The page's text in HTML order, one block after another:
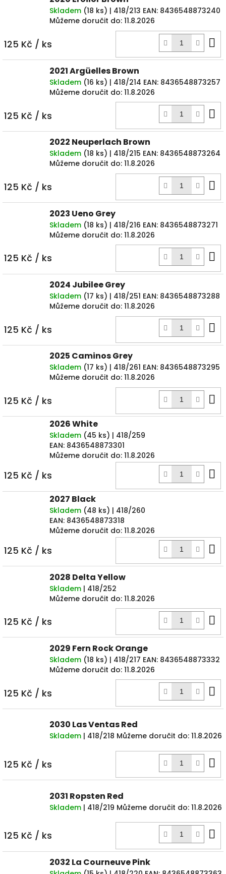
Skladem (18 ks) | 418/213 EAN: 8436548873240
Můžeme doručit do: 11.8.2026
125 Kč / ks
2021 Argüelles Brown
Skladem (16 ks) | 418/214 EAN: 8436548873257
Můžeme doručit do: 11.8.2026
125 Kč / ks
2022 Neuperlach Brown
Skladem (18 ks) | 418/215 EAN: 8436548873264
Můžeme doručit do: 11.8.2026
125 Kč / ks
2023 Ueno Grey
Skladem (18 ks) | 418/216 EAN: 8436548873271
Můžeme doručit do: 11.8.2026
125 Kč / ks
2024 Jubilee Grey
Skladem (17 ks) | 418/251 EAN: 8436548873288
Můžeme doručit do: 11.8.2026
125 Kč / ks
2025 Caminos Grey
Skladem (17 ks) | 418/261 EAN: 8436548873295
Můžeme doručit do: 11.8.2026
125 Kč / ks
2026 White
Skladem (45 ks) | 418/259
EAN: 8436548873301
Můžeme doručit do: 11.8.2026
125 Kč / ks
2027 Black
Skladem (48 ks) | 418/260
EAN: 8436548873318
Můžeme doručit do: 11.8.2026
125 Kč / ks
2028 Delta Yellow
Skladem | 418/252
Můžeme doručit do: 11.8.2026
125 Kč / ks
2029 Fern Rock Orange
Skladem (18 ks) | 418/217 EAN: 8436548873332
Můžeme doručit do: 11.8.2026
125 Kč / ks
2030 Las Ventas Red
Skladem | 418/218 Můžeme doručit do: 11.8.2026
125 Kč / ks
2031 Ropsten Red
Skladem | 418/219 Můžeme doručit do: 11.8.2026
125 Kč / ks
2032 La Courneuve Pink